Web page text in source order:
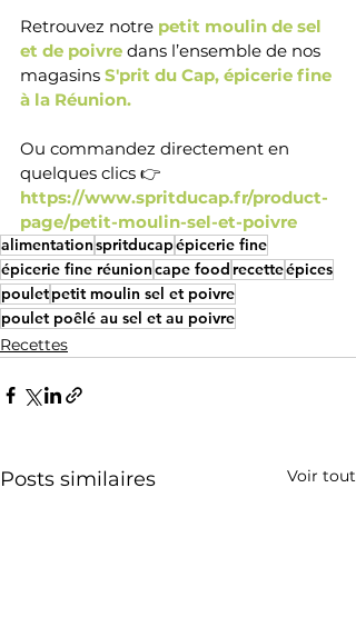
Retrouvez notre petit moulin de sel
et de poivre dans l’ensemble de nos
magasins S'prit du Cap, épicerie fine
à la Réunion.
Ou commandez directement en
quelques clics 👉
https://www.spritducap.fr/product-
page/petit-moulin-sel-et-poivre
alimentationspritducapépicerie fine
épicerie fine réunioncape food recetteépices
pouletpetit moulin sel et poivre
poulet poêlé au sel et au poivre
Recettes
Posts similaires Voir tout